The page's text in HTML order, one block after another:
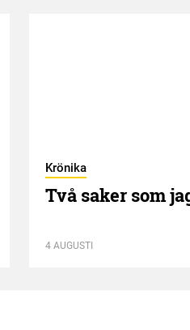
Krönika
Två saker som
4 AUGUSTI